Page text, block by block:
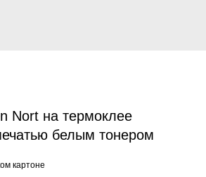
Nort на термоклее
белым тонером
картоне